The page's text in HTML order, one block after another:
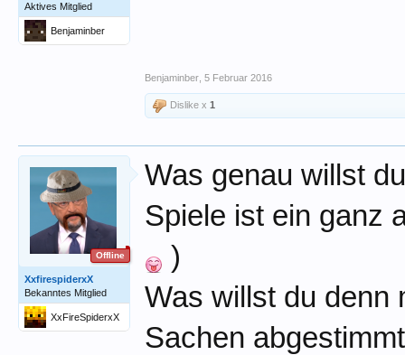
Aktives Mitglied
Benjaminber
Benjaminber 5 Februar 2016
Dislike x 1
Offline
XxfirespiderxX
Bekanntes Mitglied
XxFireSpiderxX
Was genau willst
Spiele ist ein ganz
)
Was willst du denn
Sachen